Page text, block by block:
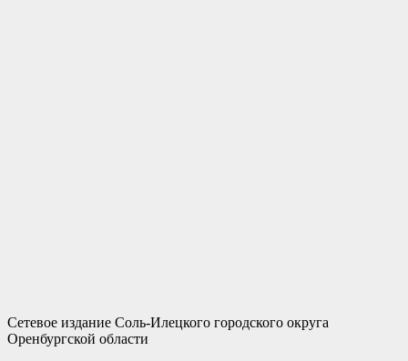
Сетевое издание Соль-Илецкого городского округа
Оренбургской области